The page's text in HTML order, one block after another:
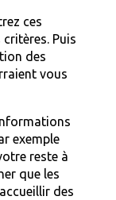
ces
Puis
des
vous
exemple
reste à
que les
des